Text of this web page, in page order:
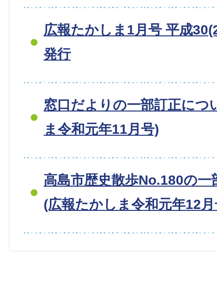
広報たかしま1月号 平成
発行
窓口だよりの一部訂正につ
ま令和元年11月号)
高島市歴史散歩No.180の一
(広報たかしま令和元年12